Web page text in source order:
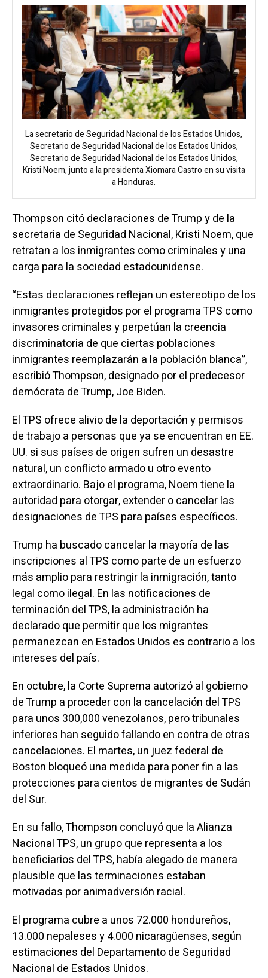
La secretario de Seguridad Nacional de los Estados Unidos,
Secretario de Seguridad Nacional de los Estados Unidos,
Secretario de Seguridad Nacional de los Estados Unidos,
Kristi Noem, junto a la presidenta Xiomara Castro en su visita
a Honduras.
Thompson citó declaraciones de Trump y de la
secretaria de Seguridad Nacional, Kristi Noem, que
retratan a los inmigrantes como criminales y una
carga para la sociedad estadounidense.
“Estas declaraciones reflejan un estereotipo de los
inmigrantes protegidos por el programa TPS como
invasores criminales y perpetúan la creencia
discriminatoria de que ciertas poblaciones
inmigrantes reemplazarán a la población blanca”,
escribió Thompson, designado por el predecesor
demócrata de Trump, Joe Biden.
El TPS ofrece alivio de la deportación y permisos
de trabajo a personas que ya se encuentran en EE.
UU. si sus países de origen sufren un desastre
natural, un conflicto armado u otro evento
extraordinario. Bajo el programa, Noem tiene la
autoridad para otorgar, extender o cancelar las
designaciones de TPS para países específicos.
Trump ha buscado cancelar la mayoría de las
inscripciones al TPS como parte de un esfuerzo
más amplio para restringir la inmigración, tanto
legal como ilegal. En las notificaciones de
terminación del TPS, la administración ha
declarado que permitir que los migrantes
permanezcan en Estados Unidos es contrario a los
intereses del país.
En octubre, la Corte Suprema autorizó al gobierno
de Trump a proceder con la cancelación del TPS
para unos 300,000 venezolanos, pero tribunales
inferiores han seguido fallando en contra de otras
cancelaciones. El martes, un juez federal de
Boston bloqueó una medida para poner fin a las
protecciones para cientos de migrantes de Sudán
del Sur.
En su fallo, Thompson concluyó que la Alianza
Nacional TPS, un grupo que representa a los
beneficiarios del TPS, había alegado de manera
plausible que las terminaciones estaban
motivadas por animadversión racial.
El programa cubre a unos 72.000 hondureños,
13.000 nepaleses y 4.000 nicaragüenses, según
estimaciones del Departamento de Seguridad
Nacional de Estados Unidos.